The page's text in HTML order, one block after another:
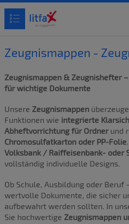
Zeugnismappen -
Zeugnismappen & Zeugnishefter
für wichtige Dokumente
Unsere Zeugnismappen
Funktionen wie integrierte
Abheftvorrichtung für Ordnerund
Chromosulfatkarton oder PP-Folie
Volksbank / Raiffeisenbank- oder
vollständig individuelle Designs.
Ob Schule, Ausbildung oder Beruf
wertvolle Dokumente, die sicher
aufbewahrt werden sollten. In
Sie hochwertige Zeugnismappen